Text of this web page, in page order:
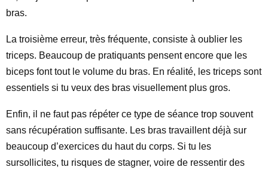
bras.
La troisième erreur, très fréquente, consiste à oublier les
triceps. Beaucoup de pratiquants pensent encore que les
biceps font tout le volume du bras. En réalité, les triceps sont
essentiels si tu veux des bras visuellement plus gros.
Enfin, il ne faut pas répéter ce type de séance trop souvent
sans récupération suffisante. Les bras travaillent déjà sur
beaucoup d’exercices du haut du corps. Si tu les
sursollicites, tu risques de stagner, voire de ressentir des